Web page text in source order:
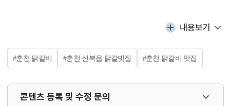
내용보기
#춘천 닭갈비 #춘천 신북읍 닭갈빗집 #춘천 닭갈비 맛집
콘텐츠 등록 및 수정 문의